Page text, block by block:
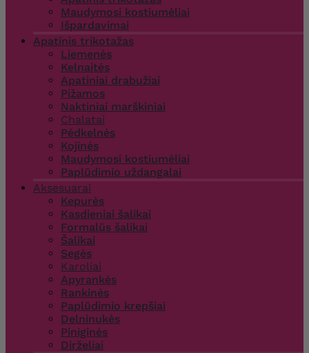
Maudymosi kostiumėliai
Išpardavimai
Apatinis trikotažas
Liemenės
Kelnaitės
Apatiniai drabužiai
Pižamos
Naktiniai marškiniai
Chalatai
Pėdkelnės
Kojinės
Maudymosi kostiumėliai
Paplūdimio uždangalai
Aksesuarai
Kepurės
Kasdieniai šalikai
Formalūs šalikai
Šalikai
Segės
Karoliai
Apyrankės
Rankinės
Paplūdimio krepšiai
Delninukės
Piniginės
Dirželiai